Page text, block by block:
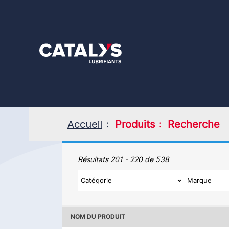
Accueil Produits Recherche
Produits
Résultats 201 - 220 de 538
NOM DU PRODUIT